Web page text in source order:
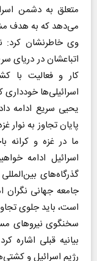
متعلق به دشمن
می‌دهد که به هدف
وی خاطرنشان کرد:
اتباعشان در دریای
کار و فعالیت با
اسرائیلی‌ها خودداری
یحیی سریع ادامه
پایان تجاوز به نوار
ما در غزه و کرانه
اسرائیل ادامه
گذرگاه‌های
جامعه جهانی
است، باید جلوی
سخنگوی نیروهای
بیانیه قبلی اشاره
رژیم اسرائیل و